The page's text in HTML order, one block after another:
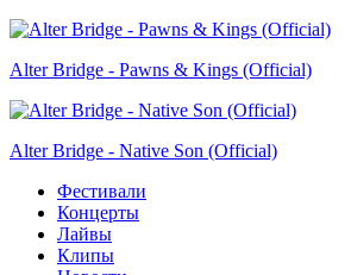
Alter Bridge - Pawns & Kings (Official)
Alter Bridge - Native Son (Official)
Фестивали
Концерты
Лайвы
Клипы